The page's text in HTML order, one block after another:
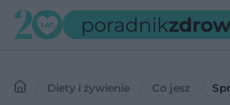
Diety i żywienie Co jesz